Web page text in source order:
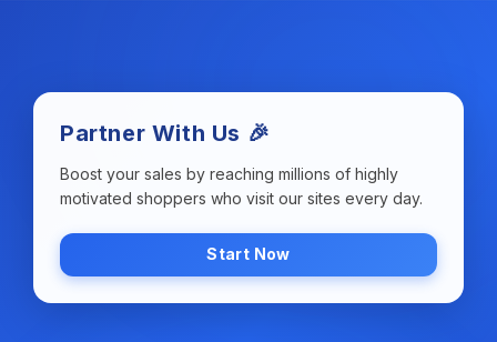
Partner With Us 🎉
Boost your sales by reaching millions of highly
motivated shoppers who visit our sites every day.
Start Now